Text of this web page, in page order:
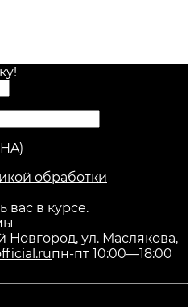
обработки
вас в курсе.
Новгород, ул. Маслякова,
пн-пт 10:00—18:00